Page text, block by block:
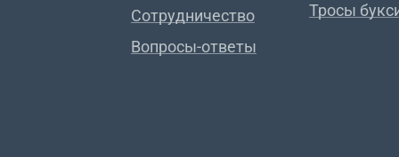
Сотрудничество
Вопросы-ответы
Тросы